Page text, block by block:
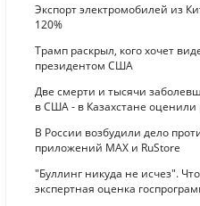
Экспорт электромобилей из
120%
Трамп раскрыл, кого хочет
президентом США
Две смерти и тысячи
в США - в Казахстане
В России возбудили дело
приложений MAX и RuStore
"Буллинг никуда не исчез".
экспертная оценка